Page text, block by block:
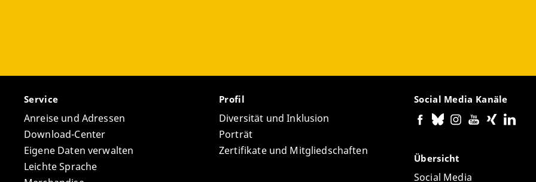
Service
Anreise und Adressen
Download-Center
Eigene Daten verwalten
Leichte Sprache
Profil
Diversität und Inklusion
Porträt
Zertifikate und Mitgliedschaften
Social Media Kanäle
Übersicht
Social Media